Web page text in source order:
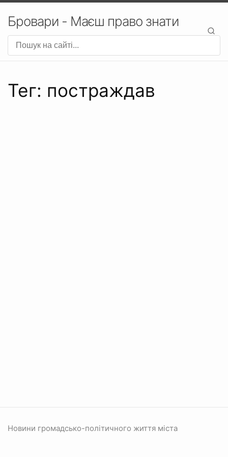
Бровари - Маєш право знати
Тег: постраждав
Новини громадсько-політичного життя міста